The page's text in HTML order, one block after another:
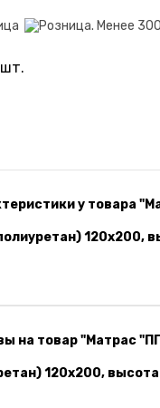
у товара
120х200,
на товар "Матрас
120х200, высота